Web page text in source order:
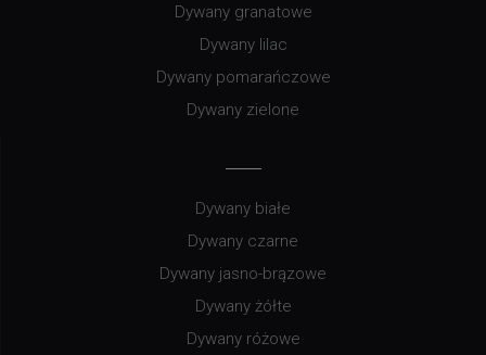
Dywany granatowe
Dywany lilac
Dywany pomarańczowe
Dywany zielone
Dywany białe
Dywany czarne
Dywany jasno-brązowe
Dywany żółte
Dywany różowe